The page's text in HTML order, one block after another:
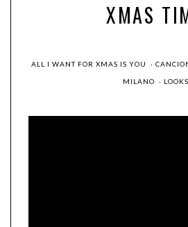
XMAS
ALL I WANT FOR XMAS IS YOU ·
MILANO · LOOKS